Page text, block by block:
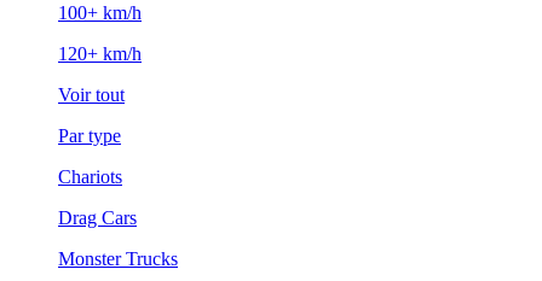
100+ km/h
120+ km/h
Voir tout
Par type
Chariots
Drag Cars
Monster Trucks